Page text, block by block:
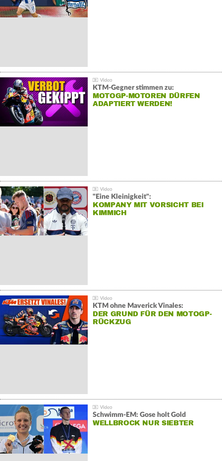
KTM-Gegner stimmen zu:
MOTOGP-MOTOREN DÜRFEN
ADAPTIERT WERDEN!
"Eine Kleinigkeit":
KOMPANY MIT VORSICHT BEI
KIMMICH
KTM ohne Maverick Vinales:
DER GRUND FÜR DEN MOTOGP-
RÜCKZUG
Schwimm-EM: Gose holt Gold
WELLBROCK NUR SIEBTER